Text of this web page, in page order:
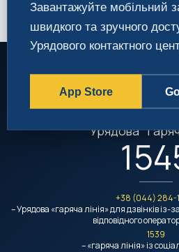
Урядовий
Урядова
+38 (044) 284-
– Урядова «гаряча лінія» для дзвінків
відповідного
1539
– «гаряча лінія» із
Завантажуйте мобільний
швидкого та зручного
Урядового контактного
App Store